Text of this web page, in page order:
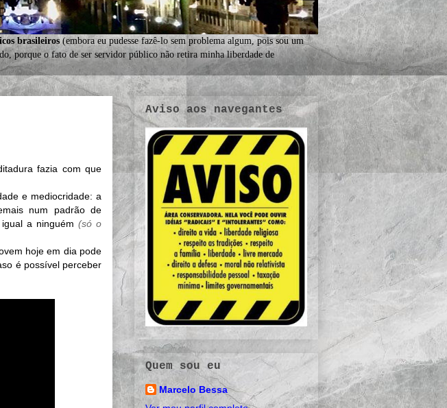
brasileiros(embora eu pudesse fazê-lo sem problema algum, pois sou um
porque o fato de ser servidor público não retira minha liberdade de
fazia com que
e mediocridade: a
num padrão de
a ninguém (só o
hoje em dia pode
é possível perceber
Aviso aos navegantes
Quem sou eu
Marcelo Bessa